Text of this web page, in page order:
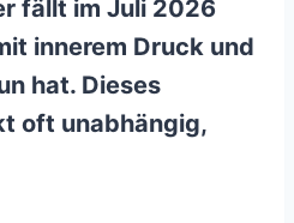
fällt im Juli 2026
innerem Druck und
hat. Dieses
oft unabhängig,